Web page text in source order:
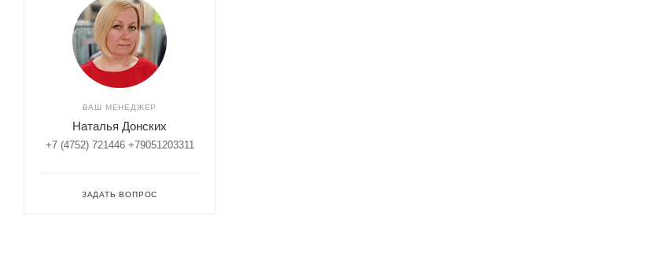
ВАШ МЕНЕДЖЕР
Наталья Донских
+7 (4752) 721446 +79051203311
ЗАДАТЬ ВОПРОС